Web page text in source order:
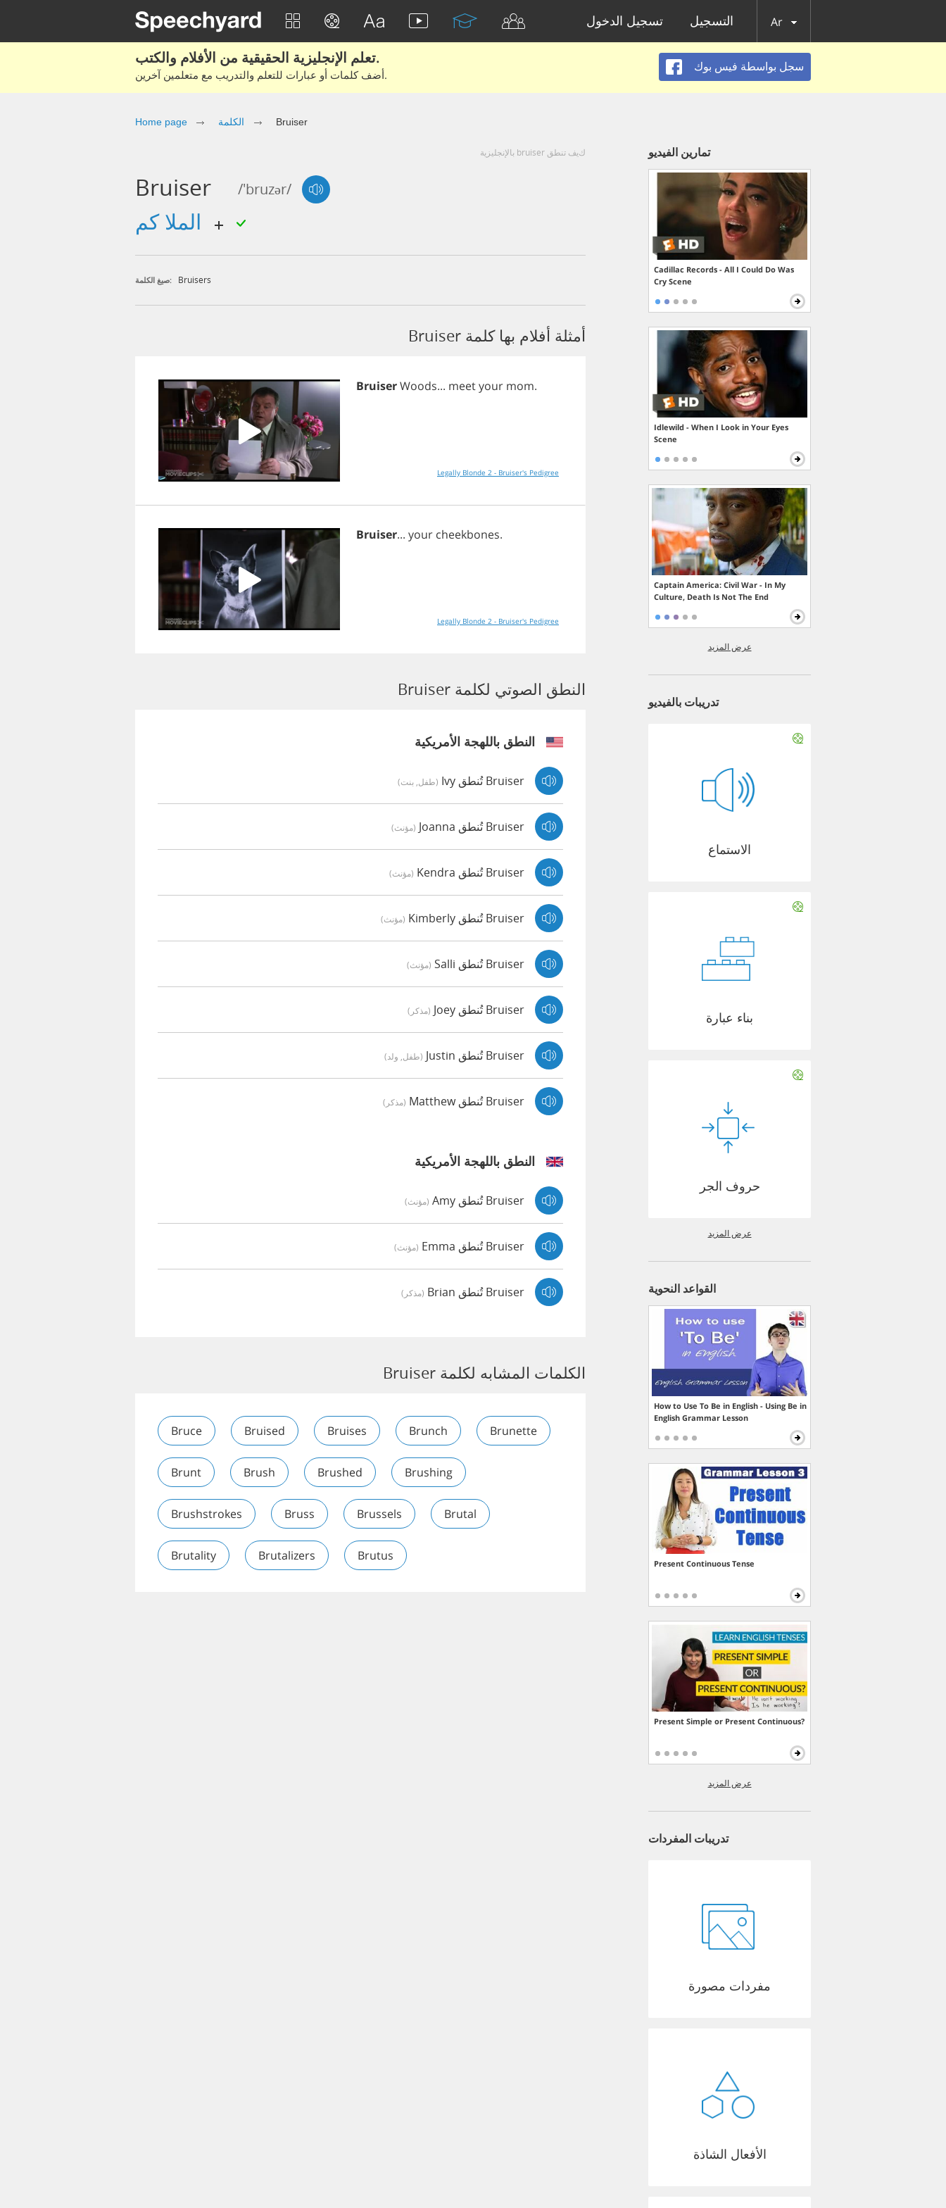
تسجيل الدخول التسجيل Ar
تعلم الإنجليزية الحقيقية من الأفلام والكتب.
أضف كلمات أو عبارات للتعلم والتدريب مع متعلمين آخرين.
سجل بواسطة فيس بوك
Home page الكلمة Bruiser
كيف تنطق bruiser بالإنجليزية
Bruiser /'bruzər/
صيغ الكلمة: Bruisers
أمثلة أفلام بها كلمة Bruiser
BruiserWoods... meetyour mom.
Legally Blonde 2 - Bruiser's Pedigree
Bruiser... your cheekbones.
Legally Blonde 2 - Bruiser's Pedigree
النطق الصوتي لكلمة Bruiser
النطق باللهجة الأمريكية
Bruiser تُنطق Ivy (طفل, بنت)
Bruiser تُنطق Joanna (مؤنث)
Bruiser تُنطق Kendra (مؤنث)
Bruiser تُنطق Kimberly (مؤنث)
Bruiser تُنطق Salli (مؤنث)
Bruiser تُنطق Joey (مذكر)
Bruiser تُنطق Justin (طفل, ولد)
Bruiser تُنطق Matthew (مذكر)
النطق باللهجة الأمريكية
Bruiser تُنطق Amy (مؤنث)
Bruiser تُنطق Emma (مؤنث)
Bruiser تُنطق Brian (مذكر)
الكلمات المشابه لكلمة Bruiser
Bruce Bruised Bruises Brunch Brunette
Brunt Brush Brushed Brushing
Brushstrokes Bruss Brussels Brutal
Brutality Brutalizers Brutus
تمارين الفيديو
Cadillac Records - All I Could Do Was
Cry Scene
Idlewild - When I Look in Your Eyes
Scene
Captain America: Civil War - In My
Culture, Death Is Not The End
عرض المزيد
تدريبات بالفيديو
الاستماع
بناء عبارة
حروف الجر
عرض المزيد
القواعد النحوية
How to Use To Be in English - Using Be in
English Grammar Lesson
Present Continuous Tense
Present Simple or Present Continuous?
عرض المزيد
تدريبات المفردات
مفردات مصورة
الأفعال الشاذة